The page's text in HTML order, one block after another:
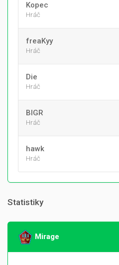
Kopec
Hráč
freaKyy
Hráč
Die
Hráč
BIGR
Hráč
hawk
Hráč
Statistiky
Mirage